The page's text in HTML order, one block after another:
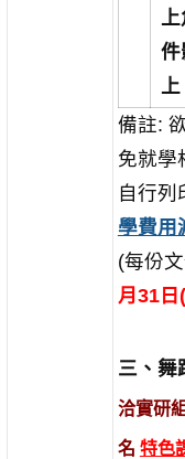
件
備註:
免就學
自行列
學費用
(每份
月31日
三、舞
洽實研
名 特色